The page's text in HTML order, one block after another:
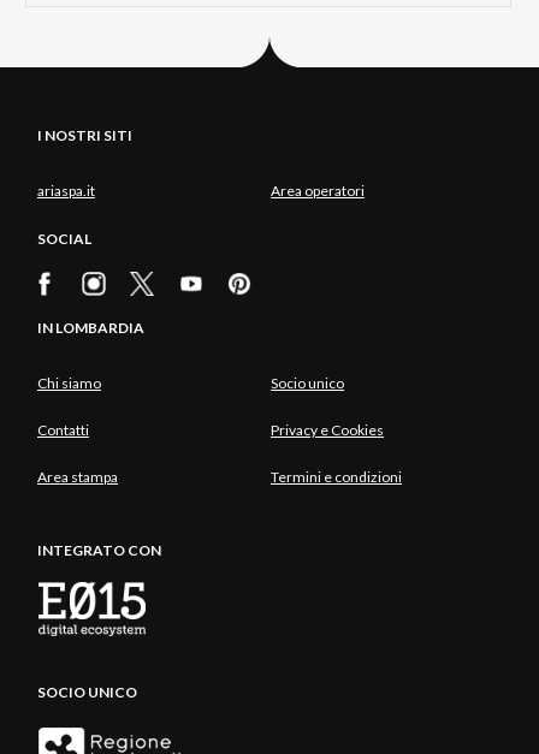
I NOSTRI SITI
ariaspa.it Area operatori
SOCIAL
IN LOMBARDIA
Chi siamo Socio unico
Contatti Privacy e Cookies
Area stampa Termini e condizioni
INTEGRATO CON
SOCIO UNICO